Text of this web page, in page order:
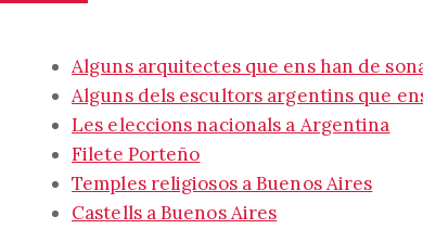
Alguns arquitectes que ens han de
Alguns dels escultors argentins que
Les eleccions nacionals a Argentina
Filete Porteño
Temples religiosos a Buenos Aires
Castells a Buenos Aires